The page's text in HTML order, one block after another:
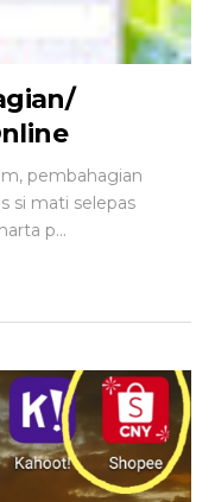
pembahagian
si mati selepas
p...